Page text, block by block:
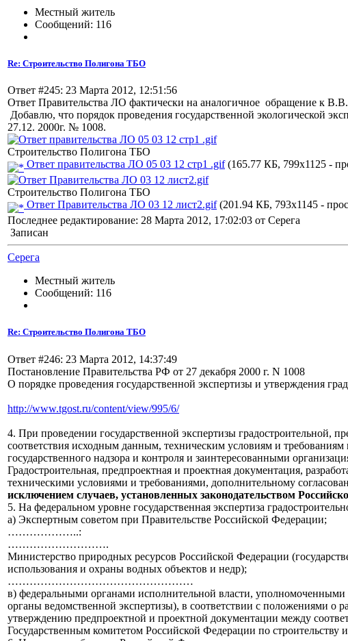
Местный житель
Сообщений: 116
Re: Строительство Полигона ТБО
Ответ #245: 23 Марта 2012, 12:51:56
Ответ Правительства ЛО фактически на аналогичное обращение к
Добавлю, что порядок проведения государственной экологической
27.12. 2000г. № 1008.
Строительство Полигона ТБО
Ответ правительства ЛО 05 03 12 стр1 .gif(165.77 КБ, 799x1125 -
Строительство Полигона ТБО
Ответ Правительства ЛО 03 12 лист2.gif(201.94 КБ, 793x1145 -
Последнее редактирование: 28 Марта 2012, 17:02:03 от Серега
Записан
Серега
Местный житель
Сообщений: 116
Re: Строительство Полигона ТБО
Ответ #246: 23 Марта 2012, 14:37:49
Постановление Правительства РФ от 27 декабря 2000 г. N 1008
О порядке проведения государственной экспертизы и утверждения
http://www.tgost.ru/content/view/995/6/
4. При проведении государственной экспертизы градостроительной,
соответствия исходным данным, техническим условиям и
государственного надзора и контроля и заинтересованными
Градостроительная, предпроектная и проектная документация,
техническими условиями и требованиями, дополнительному
исключением случаев, установленных законодательством
5. На федеральном уровне государственная экспертиза
а) Экспертным советом при Правительстве Российской Федерации;
………………..:
……………………….
Министерство природных ресурсов Российской Федерации
использования и охраны водных объектов и недр);
……………………………………………
в) федеральными органами исполнительной власти,
органы ведомственной экспертизы), в соответствии с положениями о
утверждению предпроектной и проектной документации между
Государственным комитетом Российской Федерации по